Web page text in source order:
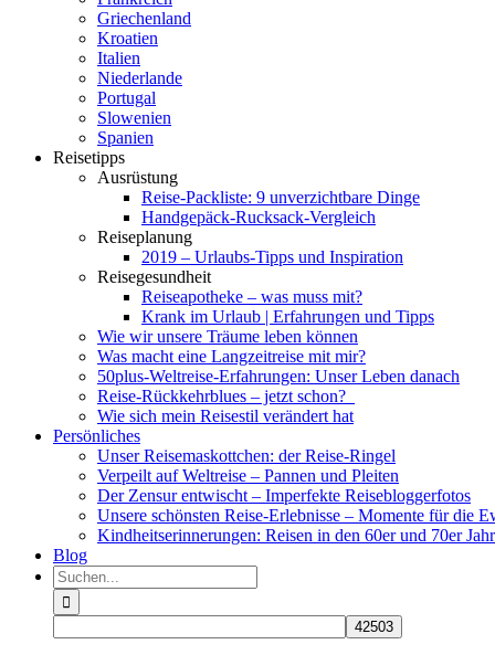
Griechenland
Kroatien
Italien
Niederlande
Portugal
Slowenien
Spanien
Reisetipps
Ausrüstung
Reise-Packliste: 9 unverzichtbare Dinge
Handgepäck-Rucksack-Vergleich
Reiseplanung
2019 – Urlaubs-Tipps und Inspiration
Reisegesundheit
Reiseapotheke – was muss mit?
Krank im Urlaub | Erfahrungen und Tipps
Wie wir unsere Träume leben können
Was macht eine Langzeitreise mit mir?
50plus-Weltreise-Erfahrungen: Unser Leben danach
Reise-Rückkehrblues – jetzt schon?
Wie sich mein Reisestil verändert hat
Persönliches
Unser Reisemaskottchen: der Reise-Ringel
Verpeilt auf Weltreise – Pannen und Pleiten
Der Zensur entwischt – Imperfekte Reisebloggerfotos
Unsere schönsten Reise-Erlebnisse – Momente für die
Kindheitserinnerungen: Reisen in den 60er und 70er
Blog
Suche
nach: